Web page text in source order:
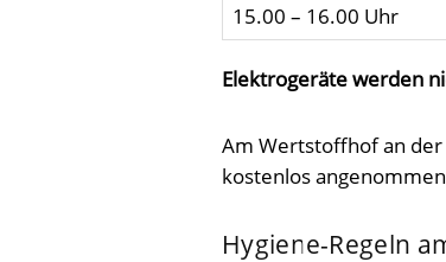
15.00 – 16.00 Uhr
Elektrogeräte werden
Am Wertstoffhof an
kostenlos
Hygiene-Regeln